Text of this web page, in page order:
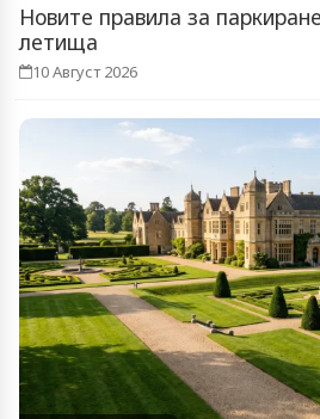
Новите правила за
летища
10 Август 2026